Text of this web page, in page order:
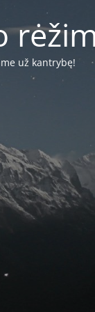
už kantrybę!